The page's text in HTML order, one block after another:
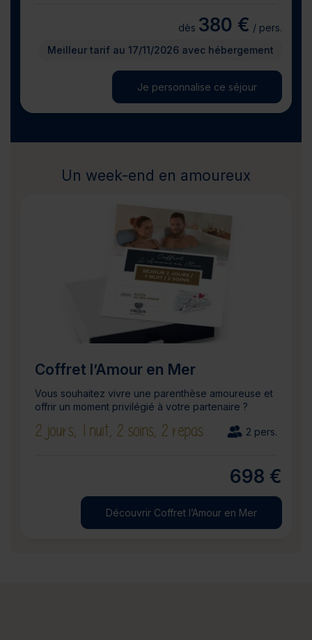
dès 380 € / pers.
Meilleur tarif au 17/11/2026 avec hébergement
Je personnalise ce séjour
Un week-end en amoureux
Coffret l’Amour en Mer
Vous souhaitez vivre une parenthèse amoureuse et
offrir un moment privilégié à votre partenaire ?
2 jours, 1 nuit, 2 soins, 2 repas 2 pers.
698 €
Découvrir Coffret l’Amour en Mer